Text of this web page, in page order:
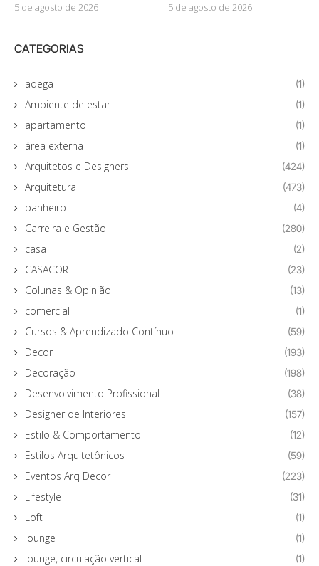
5 de agosto de 2026 5 de agosto de 2026
CATEGORIAS
adega (1)
Ambiente de estar (1)
apartamento (1)
área externa (1)
Arquitetos e Designers (424)
Arquitetura (473)
banheiro (4)
Carreira e Gestão (280)
casa (2)
CASACOR (23)
Colunas & Opinião (13)
comercial (1)
Cursos & Aprendizado Contínuo (59)
Decor (193)
Decoração (198)
Desenvolvimento Profissional (38)
Designer de Interiores (157)
Estilo & Comportamento (12)
Estilos Arquitetônicos (59)
Eventos Arq Decor (223)
Lifestyle (31)
Loft (1)
lounge (1)
lounge, circulação vertical (1)